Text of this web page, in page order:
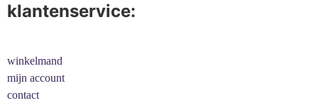
klantenservice:
winkelmand
mijn account
contact